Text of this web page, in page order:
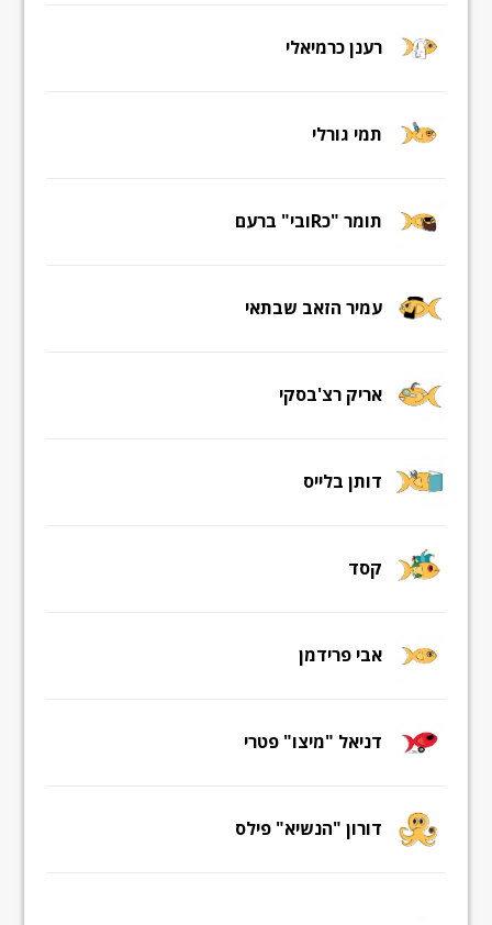
רענן כרמיאלי
תמי גורלי
תומר "כRובי" ברעם
עמיר הזאב שבתאי
אריק רצ'בסקי
דותן בלייס
קסד
אבי פרידמן
דניאל "מיצו" פטרי
דורון "הנשיא" פילס